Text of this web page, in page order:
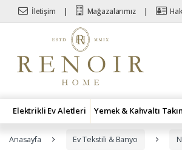
Skip to navigation
Skip to content
İletişim Mağazalarımız
Elektrikli Ev Aletleri Yemek & Kahvaltı
Anasayfa Ev Tekstili & Banyo